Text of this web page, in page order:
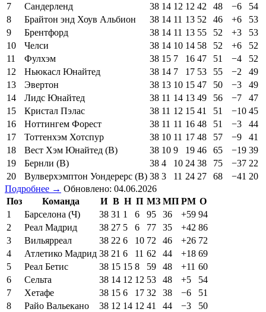
7
Сандерленд 38 14 12 12 42 48 −6
54
8
Брайтон энд Хоув Альбион 38 14 11 13 52 46 +6
53
9
Брентфорд 38 14 11 13 55 52 +3
53
10
Челси 38 14 10 14 58 52 +6
52
11
Фулхэм 38 15 7 16 47 51 −4
52
12
Ньюкасл Юнайтед 38 14 7 17 53 55 −2
49
13
Эвертон 38 13 10 15 47 50 −3
49
14
Лидс Юнайтед 38 11 14 13 49 56 −7
47
15
Кристал Пэлас 38 11 12 15 41 51 −10 45
16
Ноттингем Форест 38 11 11 16 48 51 −3
44
17
Тоттенхэм Хотспур 38 10 11 17 48 57 −9
41
18
Вест Хэм Юнайтед (В) 38 10 9 19 46 65 −19 39
19
Бернли (В) 38 4 10 24 38 75 −37 22
20
Вулверхэмптон Уондерерс (В) 38 3 11 24 27 68 −41 20
Подробнее → Обновлено: 04.06.2026
Поз
Команда И В Н П МЗ МП РМ О
1
Барселона (Ч) 38 31 1 6 95 36 +59 94
2
Реал Мадрид 38 27 5 6 77 35 +42 86
3
Вильярреал 38 22 6 10 72 46 +26 72
4
Атлетико Мадрид 38 21 6 11 62 44 +18 69
5
Реал Бетис 38 15 15 8 59 48 +11 60
6
Сельта 38 14 12 12 53 48 +5
54
7
Хетафе 38 15 6 17 32 38 −6
51
8
Райо Вальекано 38 12 14 12 41 44 −3
50